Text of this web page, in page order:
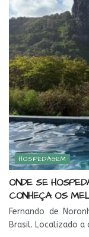
HOSPEDAGEM
ONDE SE
CONHEÇA OS
Fernando de
Brasil. Localizado a